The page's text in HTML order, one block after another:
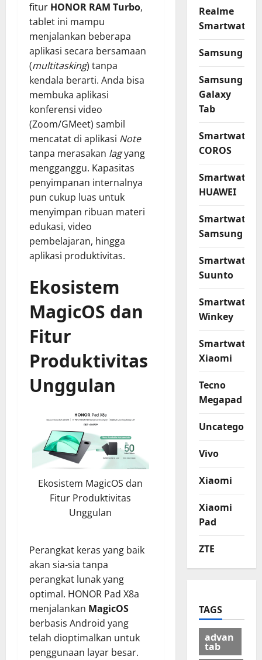
fitur HONOR RAM Turbo,
tablet ini mampu
menjalankan beberapa
aplikasi secara bersamaan
(multitasking) tanpa
kendala berarti. Anda bisa
membuka aplikasi
konferensi video
(Zoom/GMeet) sambil
mencatat di aplikasi Note
tanpa merasakan lagyang
mengganggu. Kapasitas
penyimpanan internalnya
pun cukup luas untuk
menyimpan ribuan materi
edukasi, video
pembelajaran, hingga
aplikasi produktivitas.
Ekosistem
MagicOS dan
Fitur
Produktivitas
Unggulan
Ekosistem MagicOS dan
Fitur Produktivitas
Unggulan
Perangkat keras yang baik
akan sia-sia tanpa
perangkat lunak yang
optimal. HONOR Pad X8a
menjalankan MagicOS
berbasis Android yang
telah dioptimalkan untuk
penggunaan layar besar.
Realme
Smartwatch
Samsung
Samsung
Galaxy
Tab
Smartwatch
COROS
Smartwatch
HUAWEI
Smartwatch
Samsung
Smartwatch
Suunto
Smartwatch
Winkey
Smartwatch
Xiaomi
Tecno
Megapad
Vivo
Xiaomi
Xiaomi
Pad
ZTE
TAGS
advan
tab